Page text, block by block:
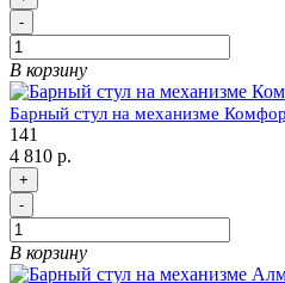
-
В корзину
Барный стул на механизме
141
4 810 р.
+
-
В корзину